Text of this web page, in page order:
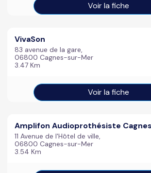
Voir la fiche
VivaSon
83 avenue de la gare,
06800 Cagnes-sur-Mer
3.47 Km
Voir la fiche
Amplifon Audioprothésiste
11 Avenue de l'Hôtel de ville,
06800 Cagnes-sur-Mer
3.54 Km